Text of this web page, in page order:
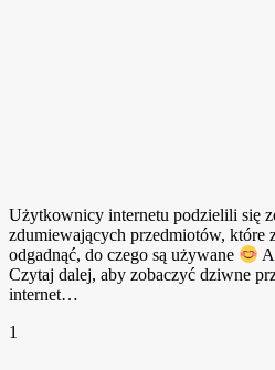
Użytkownicy internetu podzielili się
zdumiewających przedmiotów, które
odgadnąć, do czego są używane
Czytaj dalej, aby zobaczyć dziwne
internet…
1